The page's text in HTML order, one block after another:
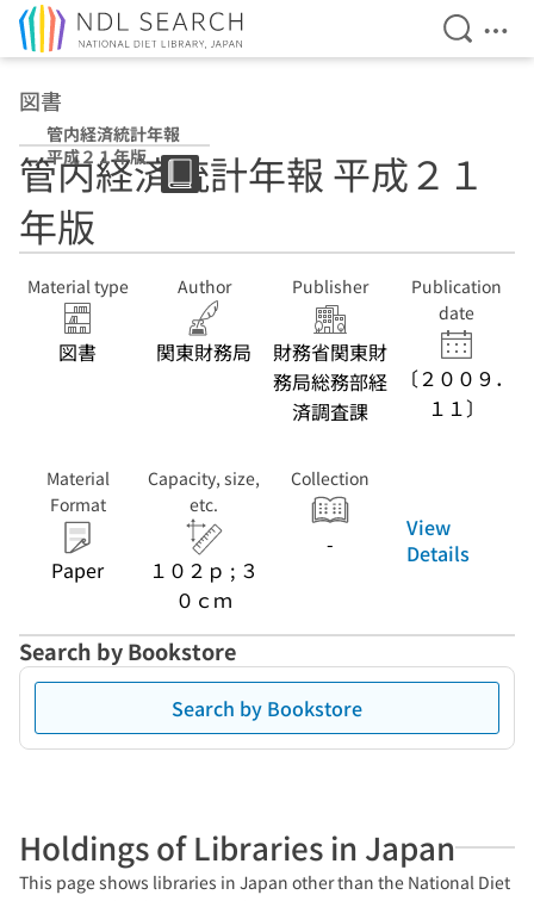
Open
図書
管内経済統計年報
平成２１年版
管内経済統計年報 平成２１
年版
Material type
図書
Author
関東財務局
Publisher
財務省関東財
務局総務部経
済調査課
Publication
date
〔２００９．
１１〕
Material
Format
Paper
Capacity, size,
etc.
１０２ｐ ; ３
０ｃｍ
Collection
-
View
Details
Search by Bookstore
Search by Bookstore
Holdings of Libraries in Japan
This page shows libraries in Japan other than the National Diet